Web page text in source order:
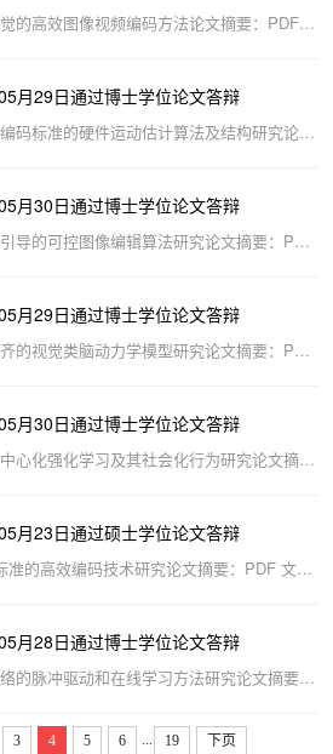
博士论文题目：面向机器视觉的高效图像视频编码方法论文摘要：PDF 文件 答辩委员会主席：王宇答辩委员会成...
月29日通过博士学位论文答辩
博士论文题目：面向新一代编码标准的硬件运动估计算法及结构研究论文摘要：PDF 文件 答辩委员会主席：张楠...
月30日通过博士学位论文答辩
博士论文题目：跨模态条件引导的可控图像编辑算法研究论文摘要：PDF 文件 答辩委员会主席：鲁继文答辩委员...
月29日通过博士学位论文答辩
博士论文题目：生物结构对齐的视觉类脑动力学模型研究论文摘要：PDF 文件 答辩委员会主席：张鸣沙答辩委员...
月30日通过博士学位论文答辩
博士论文题目：多智能体去中心化强化学习及其社会化行为研究论文摘要：PDF 文件 答辩委员会主席：赵冬斌答...
月23日通过硕士学位论文答辩
硕士论文题目：面向AVS3标准的高效编码技术研究论文摘要：PDF 文件 答辩委员会主席：卢宗青答辩委员会成员...
月28日通过博士学位论文答辩
博士论文题目：脉冲神经网络的脉冲驱动和在线学习方法研究论文摘要：PDF 文件 答辩委员会主席：施路平答辩...
3 4 5 6 19 下页